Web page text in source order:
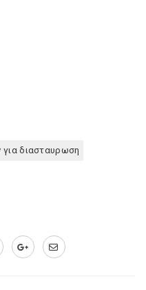
διασταυρωση